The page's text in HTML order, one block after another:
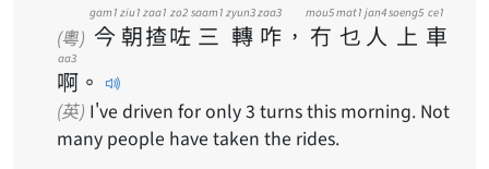
(粵) 今
gam1
朝
ziu1
揸
zaa1
咗
zo2
三
saam1
轉
zyun3
咋
zaa3
， 冇
mou5
乜
mat1
人
jan4
上
soeng5
車
ce1
啊
aa3
。
(英) I've driven for only 3 turns this morning. Not
many people have taken the rides.